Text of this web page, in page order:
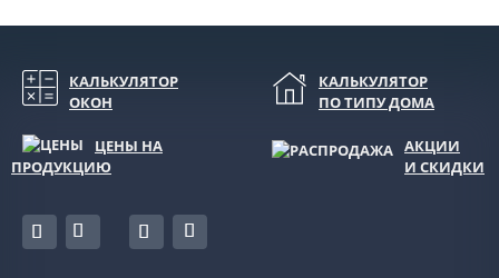
КАЛЬКУЛЯТОР
ОКОН
КАЛЬКУЛЯТОР
ПО ТИПУ ДОМА
ЦЕНЫ НА
ПРОДУКЦИЮ
АКЦИИ
И СКИДКИ